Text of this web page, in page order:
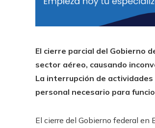
El cierre parcial del Gobierno
sector aéreo, causando
La interrupción de
personal necesario para
El cierre del Gobierno federal